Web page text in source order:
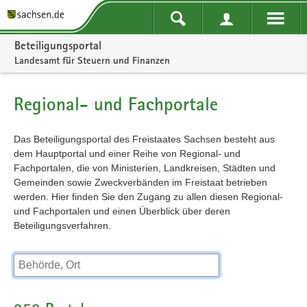
Portalnavigation
Beteiligungsportal
Landesamt für Steuern und Finanzen
Regional- und Fachportale
Das Beteiligungsportal des Freistaates Sachsen besteht aus
dem Hauptportal und einer Reihe von Regional- und
Fachportalen, die von Ministerien, Landkreisen, Städten und
Gemeinden sowie Zweckverbänden im Freistaat betrieben
werden. Hier finden Sie den Zugang zu allen diesen Regional-
und Fachportalen und einen Überblick über deren
Beteiligungsverfahren.
Behörde, Ort